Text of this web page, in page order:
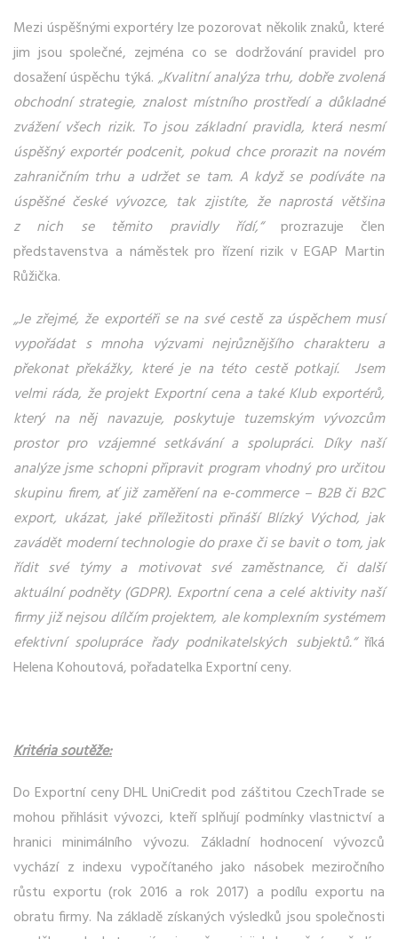
Mezi úspěšnými exportéry lze pozorovat několik znaků, které
jim jsou společné, zejména co se dodržování pravidel pro
dosažení úspěchu týká. „Kvalitní analýza trhu, dobře zvolená
obchodní strategie, znalost místního prostředí a důkladné
zvážení všech rizik. To jsou základní pravidla, která nesmí
úspěšný exportér podcenit, pokud chce prorazit na novém
zahraničním trhu a udržet se tam. A když se podíváte na
úspěšné české vývozce, tak zjistíte, že naprostá většina
z nich se těmito pravidly řídí,“ prozrazuje člen
představenstva a náměstek pro řízení rizik v EGAP Martin
Růžička.
„Je zřejmé, že exportéři se na své cestě za úspěchem musí
vypořádat s mnoha výzvami nejrůznějšího charakteru a
překonat překážky, které je na této cestě potkají. Jsem
velmi ráda, že projekt Exportní cena a také Klub exportérů,
který na něj navazuje, poskytuje tuzemským vývozcům
prostor pro vzájemné setkávání a spolupráci. Díky naší
analýze jsme schopni připravit program vhodný pro určitou
skupinu firem, ať již zaměření na e-commerce – B2B či B2C
export, ukázat, jaké příležitosti přináší Blízký Východ, jak
zavádět moderní technologie do praxe či se bavit o tom, jak
řídit své týmy a motivovat své zaměstnance, či další
aktuální podněty (GDPR). Exportní cena a celé aktivity naší
firmy již nejsou dílčím projektem, ale komplexním systémem
efektivní spolupráce řady podnikatelských subjektů.“ říká
Helena Kohoutová, pořadatelka Exportní ceny.
Kritéria soutěže:
Do Exportní ceny DHL UniCredit pod záštitou CzechTrade se
mohou přihlásit vývozci, kteří splňují podmínky vlastnictví a
hranici minimálního vývozu. Základní hodnocení vývozců
vychází z indexu vypočítaného jako násobek meziročního
růstu exportu (rok 2016 a rok 2017) a podílu exportu na
obratu firmy. Na základě získaných výsledků jsou společnosti